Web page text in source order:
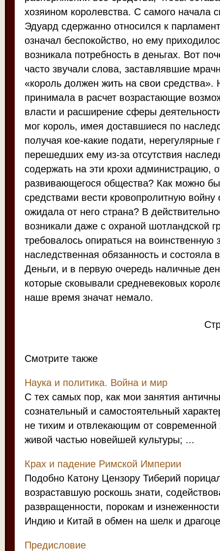
хозяином королевства. С самого начала
Эдуард сдержанно относился к
означал беспокойство, но ему
возникала потребность в деньгах. Вот
часто звучали слова, заставлявшие
«король должен жить на свои средства».
принимала в расчет возрастающие
власти и расширение сферы
мог король, имея доставшиеся по
получая кое-какие подати,
перешедших ему из-за отсутствия
содержать на эти крохи администрацию,
развивающегося общества? Как можно
средствами вести кровопролитную войну
ожидала от него страна? В
возникали даже с охраной шотландской
требовалось опираться на воинственную
наследственная обязанность и состояла
Деньги, и в первую очередь наличные
которые сковывали средневековых
наше время значат немало.
Смотрите также
Наука и политика. Война и мир
С тех самых пор, как мои занятия
сознательный и самостоятельный
не тихим и отвлекающим от
живой частью новейшей культуры; ...
Крах и падение Римской Империи
Подобно Катону Цензору Тиберий
возраставшую роскошь знати,
развращенности, порокам и
Индию и Китай в обмен на шелк и
Предисловие